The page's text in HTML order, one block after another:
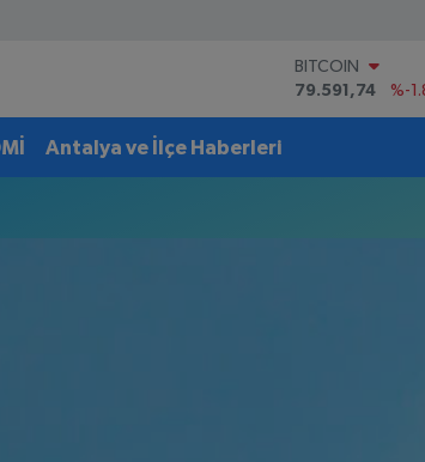
BITCOIN
79.591,74
%-
DOLAR
Antalya ve İlçe Haberleri